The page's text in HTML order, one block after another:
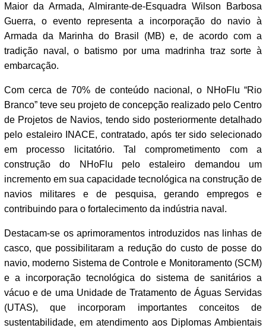
Maior da Armada, Almirante-de-Esquadra Wilson Barbosa
Guerra, o evento representa a incorporação do navio à
Armada da Marinha do Brasil (MB) e, de acordo com a
tradição naval, o batismo por uma madrinha traz sorte à
embarcação.
Com cerca de 70% de conteúdo nacional, o NHoFlu “Rio
Branco” teve seu projeto de concepção realizado pelo Centro
de Projetos de Navios, tendo sido posteriormente detalhado
pelo estaleiro INACE, contratado, após ter sido selecionado
em processo licitatório. Tal comprometimento com a
construção do NHoFlu pelo estaleiro demandou um
incremento em sua capacidade tecnológica na construção de
navios militares e de pesquisa, gerando empregos e
contribuindo para o fortalecimento da indústria naval.
Destacam-se os aprimoramentos introduzidos nas linhas de
casco, que possibilitaram a redução do custo de posse do
navio, moderno Sistema de Controle e Monitoramento (SCM)
e a incorporação tecnológica do sistema de sanitários a
vácuo e de uma Unidade de Tratamento de Águas Servidas
(UTAS), que incorporam importantes conceitos de
sustentabilidade, em atendimento aos Diplomas Ambientais